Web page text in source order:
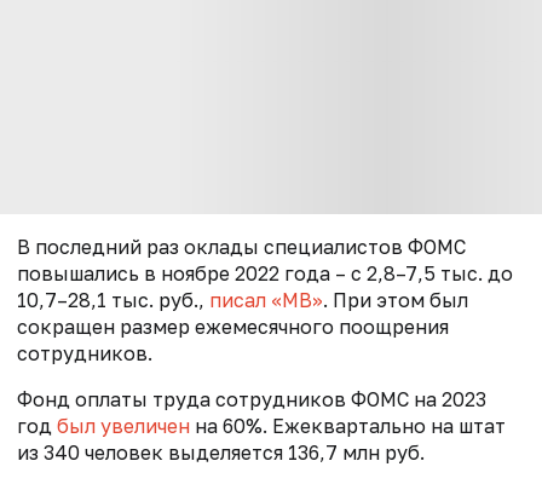
В последний раз оклады специалистов ФОМС
повышались в ноябре 2022 года – с 2,8–7,5 тыс. до
10,7–28,1 тыс. руб., писал «МВ». При этом был
сокращен размер ежемесячного поощрения
сотрудников.
Фонд оплаты труда сотрудников ФОМС на 2023
год был увеличен на 60%. Ежеквартально на штат
из 340 человек выделяется 136,7 млн руб.